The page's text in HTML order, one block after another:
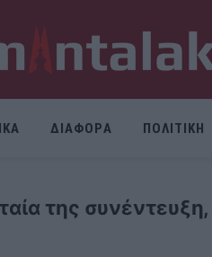
ΔΙΑΦΟΡΑ ΠΟΛΙΤΙΚΗ
της